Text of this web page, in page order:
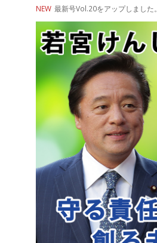
NEW 最新号Vol.20をアップしました。